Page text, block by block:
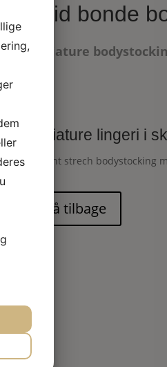
Hvid bonde
Miniature
Miniature lingeri i
Elegant strech bodystocking